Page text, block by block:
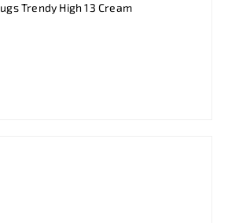
Trendy High 13 Cream